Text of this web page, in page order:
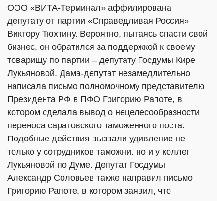
ООО «ВИТА-Терминал» аффилирована
депутату от партии «Справедливая Россия»
Виктору Тюхтину. Вероятно, пытаясь спасти свой
бизнес, он обратился за поддержкой к своему
товарищу по партии – депутату Госдумы Кире
Лукьяновой. Дама-депутат незамедлительно
написала письмо полномочному представителю
Президента РФ в ПФО Григорию Рапоте, в
котором сделала вывод о нецелесообразности
переноса саратовского таможенного поста.
Подобные действия вызвали удивление не
только у сотрудников таможни, но и у коллег
Лукьяновой по Думе. Депутат Госдумы
Александр Соловьев также направил письмо
Григорию Рапоте, в котором заявил, что